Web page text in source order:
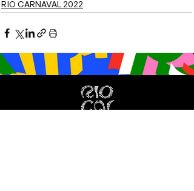
RIO CARNAVAL 2022